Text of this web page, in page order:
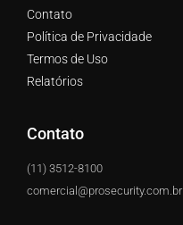
Contato
Política de Privacidade
Termos de Uso
Relatórios
Contato
(11) 3512-8100
comercial@prosecurity.com.br